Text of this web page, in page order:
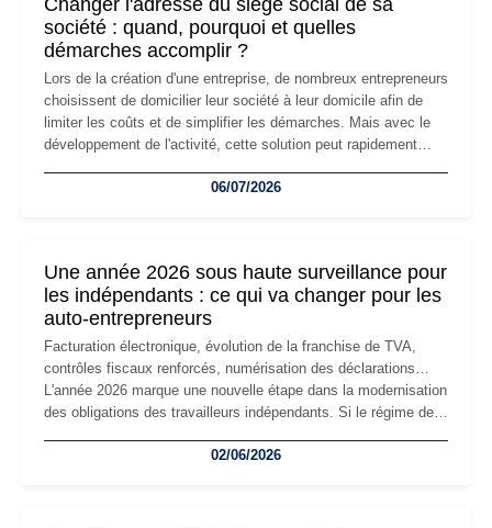
Changer l'adresse du siège social de sa
société : quand, pourquoi et quelles
démarches accomplir ?
Lors de la création d'une entreprise, de nombreux entrepreneurs
choisissent de domicilier leur société à leur domicile afin de
limiter les coûts et de simplifier les démarches. Mais avec le
développement de l'activité, cette solution peut rapidement
professionnels, recrutement, image de marque… Le
06/07/2026
Une année 2026 sous haute surveillance pour
les indépendants : ce qui va changer pour les
auto-entrepreneurs
Facturation électronique, évolution de la franchise de TVA,
contrôles fiscaux renforcés, numérisation des déclarations…
L'année 2026 marque une nouvelle étape dans la modernisation
des obligations des travailleurs indépendants. Si le régime de
les auto-entrepreneurs devront s'adapter à un environnement
02/06/2026